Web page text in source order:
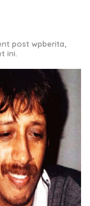
post wpberita,
ini.